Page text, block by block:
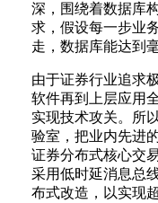
深，围绕着数据库
求，假设每一步业
走，数据库能达到
由于证券行业追求
软件再到上层应用
实现技术攻关。所
验室，把业内先进
证券分布式核心交
采用低时延消息总
布式改造，以实现